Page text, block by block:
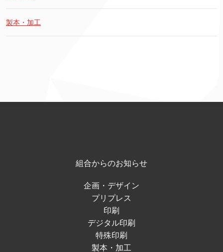
製本・加工
組合からのお知らせ
企画・デザイン
プリプレス
印刷
デジタル印刷
特殊印刷
製本・加工